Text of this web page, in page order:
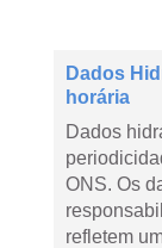
Dados
horária
Dados
ONS. Os
refletem